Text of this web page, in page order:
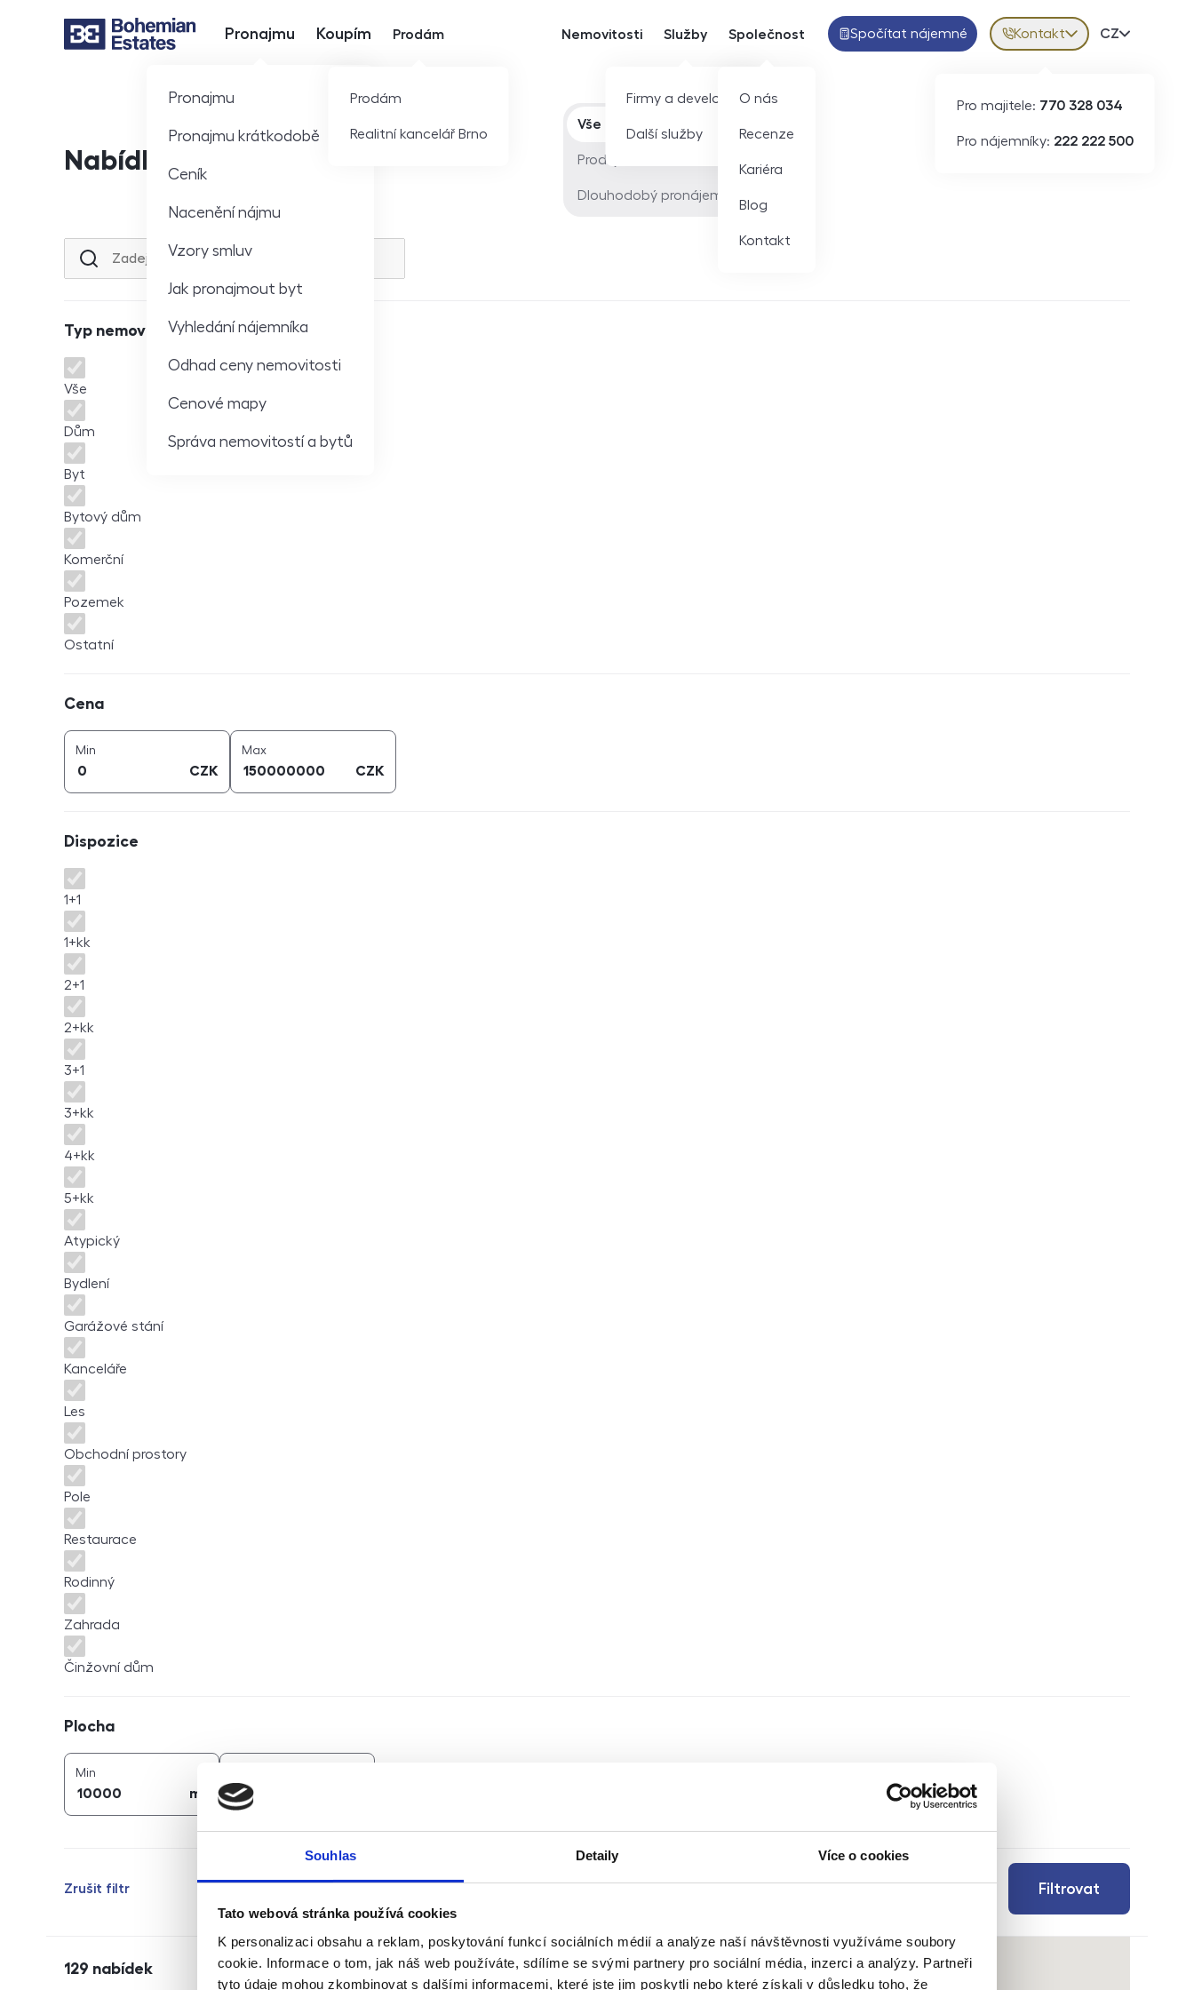
Souhlas Detaily Více o cookies
Tato webová stránka používá cookies
K personalizaci obsahu a reklam, poskytování funkcí sociálních médií a analýze naší návštěvnosti využíváme soubory
cookie. Informace o tom, jak náš web používáte, sdílíme se svými partnery pro sociální média, inzerci a analýzy. Partneři
tyto údaje mohou zkombinovat s dalšími informacemi, které jste jim poskytli nebo které získali v důsledku toho, že
Hlavní nabídka
Pronajmu
Pronajmu
Pronajmu krátkodobě
Ceník
Nacenění nájmu
Vzory smluv
Jak pronajmout byt
Vyhledání nájemníka
Odhad ceny nemovitosti
Cenové mapy
Správa nemovitostí a bytů
Koupím Prodám
Prodám
Realitní kancelář Brno
Nemovitosti Služby
Firmy a developeři
Další služby
Společnost
O nás
Recenze
Kariéra
Blog
Kontakt
Spočítat nájemné Kontakt
Pro majitele: 770 328 034
Pro nájemníky: 222 222 500
Volba
CZ
Nabídka nemovitostí
Typ nabídky
Vše
Prodej
Dlouhodobý pronájem
Lokalita nebo ulice
Typ nemovitosti
Typ nemovitosti
Vše
Dům
Byt
Bytový dům
Komerční
Pozemek
Ostatní
Cena
Min
CZK
Maxcena (
CZK
Dispozice
Dispozice
1+1
1+kk
2+1
2+kk
3+1
3+kk
4+kk
5+kk
Atypický
Bydlení
Garážové stání
Kanceláře
Les
Obchodní prostory
Pole
Restaurace
Rodinný
Zahrada
Činžovní dům
Plocha
Min
m
Filtrovat
Zrušit filtr
129 nabídek Řazení
Měna